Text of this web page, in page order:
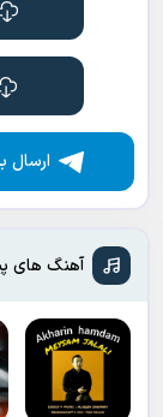
ارسال
آهنگ های